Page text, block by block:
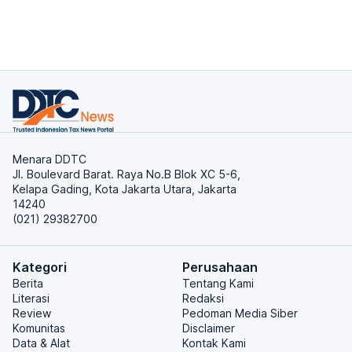
Menara DDTC
Jl. Boulevard Barat. Raya No.B Blok XC 5-6,
Kelapa Gading, Kota Jakarta Utara, Jakarta
14240
(021) 29382700
Kategori
Berita
Literasi
Review
Komunitas
Data & Alat
Perusahaan
Tentang Kami
Redaksi
Pedoman Media Siber
Disclaimer
Kontak Kami